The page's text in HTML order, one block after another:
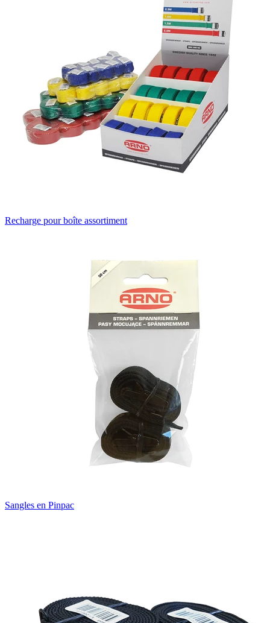
Recharge pour boîte assortiment
Sangles en Pinpac